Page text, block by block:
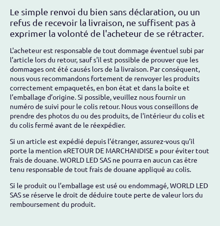
Le simple renvoi du bien sans déclaration, ou un
refus de recevoir la livraison, ne suffisent pas à
exprimer la volonté de l'acheteur de se rétracter.
L'acheteur est responsable de tout dommage éventuel subi par
l’article lors du retour, sauf s'il est possible de prouver que les
dommages ont été causés lors de la livraison. Par conséquent,
nous vous recommandons fortement de renvoyer les produits
correctement empaquetés, en bon état et dans la boîte et
l’emballage d’origine. Si possible, veuillez nous fournir un
numéro de suivi pour le colis retour. Nous vous conseillons de
prendre des photos du ou des produits, de l'intérieur du colis et
du colis fermé avant de le réexpédier.
Si un article est expédié depuis l’étranger, assurez-vous qu’il
porte la mention «RETOUR DE MARCHANDISE » pour éviter tout
frais de douane. WORLD LED SAS ne pourra en aucun cas être
tenu responsable de tout frais de douane appliqué au colis.
Si le produit ou l’emballage est usé ou endommagé, WORLD LED
SAS se réserve le droit de déduire toute perte de valeur lors du
remboursement du produit.